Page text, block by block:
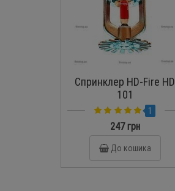
Спринклер HD-Fire HD
101
1
247 грн
До кошика